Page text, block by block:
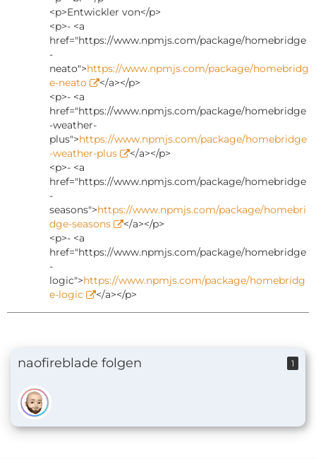
<p>Entwickler von</p>
<p>- <a
href="https://www.npmjs.com/package/homebridge
-
neato">https://www.npmjs.com/package/homebridg
e-neato
</a></p>
<p>- <a
href="https://www.npmjs.com/package/homebridge
-weather-
plus">https://www.npmjs.com/package/homebridge
-weather-plus
</a></p>
<p>- <a
href="https://www.npmjs.com/package/homebridge
-
seasons">https://www.npmjs.com/package/homebri
dge-seasons
</a></p>
<p>- <a
href="https://www.npmjs.com/package/homebridge
-
logic">https://www.npmjs.com/package/homebridg
e-logic
</a></p>
naofireblade folgen 1